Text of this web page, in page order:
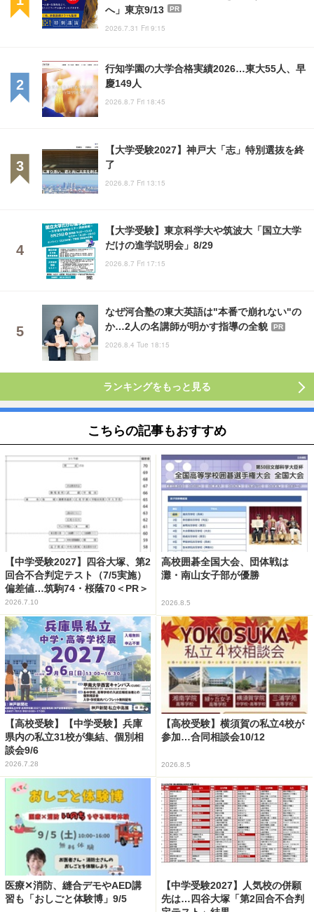
へ」東京9/13 PR
2026.7.31 Fri 9:15
行知学園の大学合格実績2026…東大55人、早
慶149人
2026.8.7 Fri 18:45
【大学受験2027】神戸大「志」特別選抜を終
了
2026.8.7 Fri 13:15
【大学受験】東京科学大や筑波大「国立大学
だけの進学説明会」8/29
2026.8.7 Fri 17:15
なぜ河合塾の東大英語は"本番で崩れない"の
か…2人の名講師が明かす指導の全貌
PR
2026.8.4 Tue 18:15
ランキングをもっと見る
こちらの記事もおすすめ
【中学受験2027】四谷大塚、第2
回合不合判定テスト（7/5実施）
偏差値…筑駒74・桜蔭70＜PR＞
2026.7.10
高校囲碁全国大会、団体戦は
灘・南山女子部が優勝
2026.8.5
【高校受験】【中学受験】兵庫
県内の私立31校が集結、個別相
談会9/6
2026.7.28
【高校受験】横須賀の私立4校が
参加…合同相談会10/12
2026.8.5
医療✕消防、縫合デモやAED講
習も「おしごと体験博」9/5
【中学受験2027】人気校の併願
先は…四谷大塚「第2回合不合判